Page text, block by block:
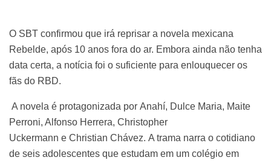
O SBT confirmou que irá reprisar a novela mexicana
Rebelde, após 10 anos fora do ar. Embora ainda não tenha
data certa, a notícia foi o suficiente para enlouquecer os
fãs do RBD.
A novela é protagonizada por Anahí, Dulce Maria, Maite
Perroni, Alfonso Herrera, Christopher
Uckermann e Christian Chávez. A trama narra o cotidiano
de seis adolescentes que estudam em um colégio em